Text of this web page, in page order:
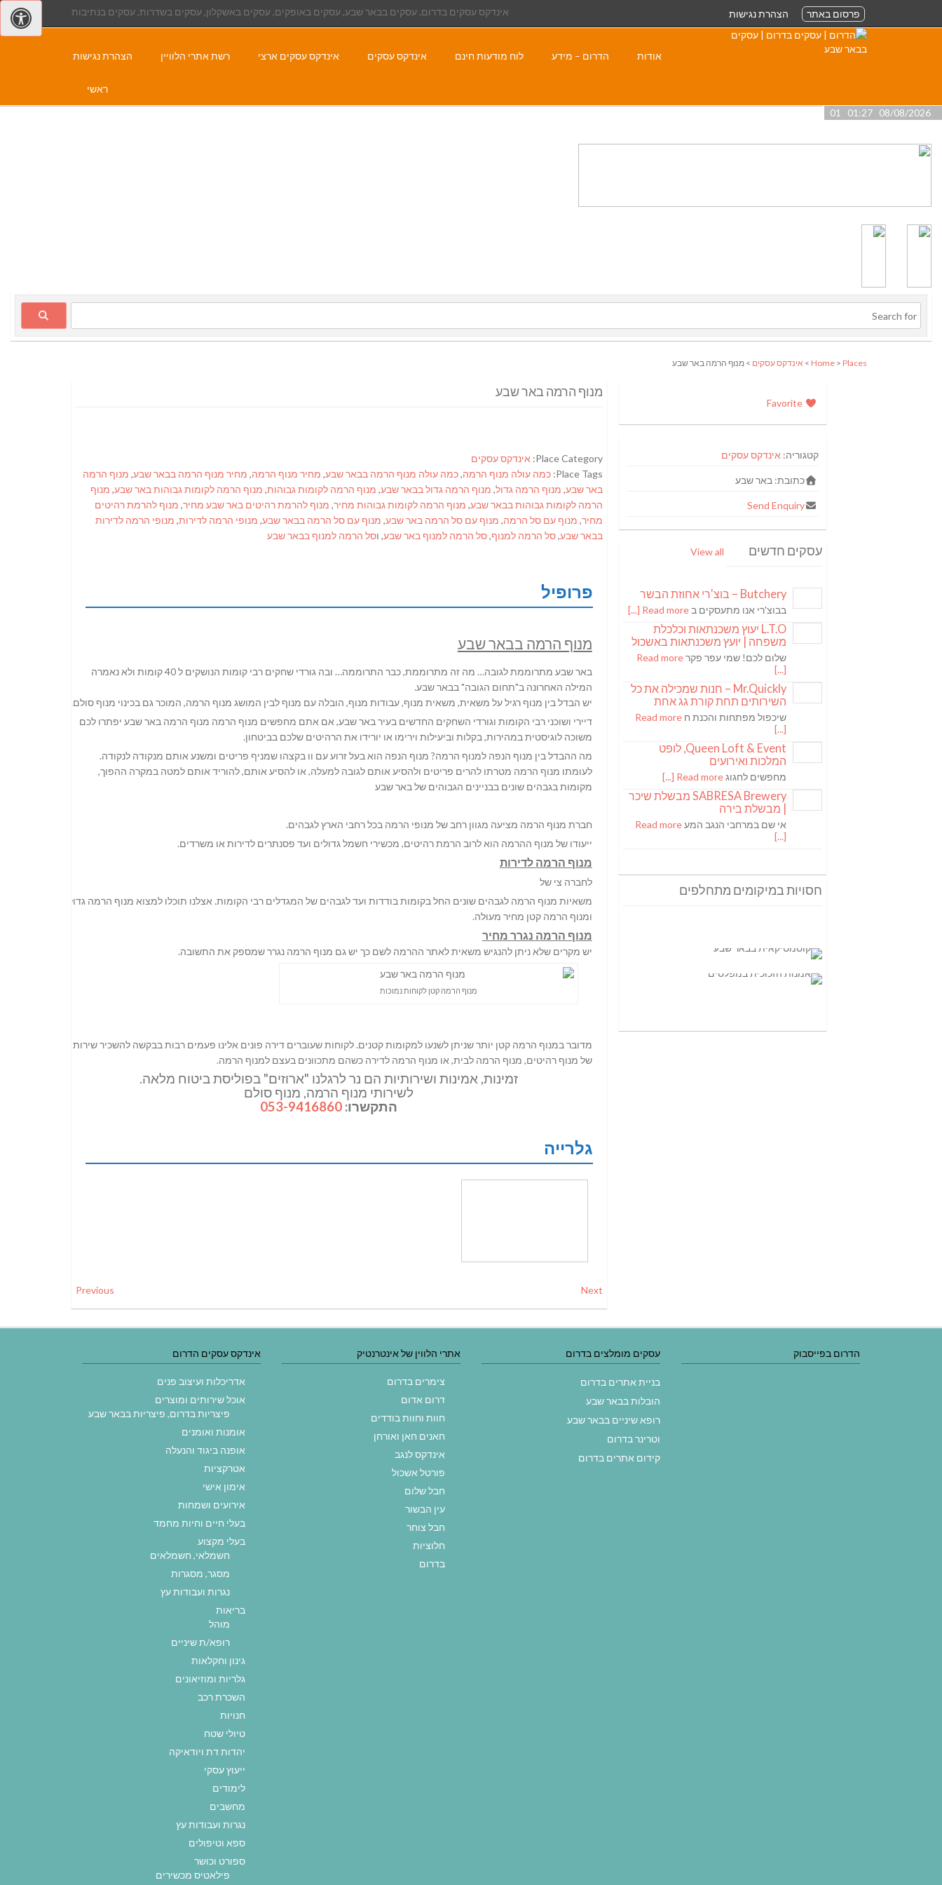
אינדקס עסקים בדרום, עסקים בבאר שבע, עסקים באופקים, עסקים באשקלון, עסקים בשדרות, עסקים בנתיבות פרסום באתר הצהרת נגישות
הצהרת נגישות רשת אתרי הלוויין אינדקס עסקים ארצי אינדקס עסקים לוח מודעות חינם הדרום – מידע אודות
ראשי
08/08/2026 01:27 01
Home > Places
> אינדקס עסקים > מנוף הרמה באר שבע
מנוף הרמה באר שבע
Place Category: אינדקס עסקים
Place Tags: כמה עולה מנוף הרמה,כמה עולה מנוף הרמה בבאר שבע, מחיר מנוף הרמה, מחיר מנוף הרמה בבאר שבע, מנוף הרמה
באר שבע, מנוף הרמה גדול, מנוף הרמה גדול בבאר שבע, מנוף הרמה לקומות גבוהות, מנוף הרמה לקומות גבוהות באר שבע, מנוף
הרמה לקומות גבוהות בבאר שבע, מנוף הרמה לקומות גבוהות מחיר, מנוף להרמת רהיטים באר שבע מחיר, מנוף להרמת רהיטים
מחיר, מנוף עם סל הרמה, מנוף עם סל הרמה באר שבע, מנוף עם סל הרמה בבאר שבע, מנופי הרמה לדירות, מנופי הרמה לדירות
בבאר שבע,סל הרמה למנוף,סל הרמה למנוף באר שבע, וסל הרמה למנוף בבאר שבע
פרופיל
מנוף הרמה בבאר שבע
באר שבע מתרוממת לגובה… מה זה מתרוממת, כבר התרוממה… ובה גורדי שחקים רבי קומות הנושקים ל 40 קומות ולא נאמרה
המילה האחרונה ב"תחום הגובה" בבאר שבע.
יש הבדל בין מנוף רגיל על משאית, משאית מנוף, עבודות מנוף, הובלה עם מנוף לבין המושג מנוף הרמה, המוכר גם בכינוי מנוף סולם…
דיירי ושוכני רבי הקומות וגורדי השחקים החדשים בעיר באר שבע, אם אתם מחפשים מנוף הרמה מנוף הרמה באר שבע יפתרו לכם
משוכה לוגיסטית במהירות, בקלות וביעילות וירימו או יורידו את הרהיטים שלכם בביטחון.
מה ההבדל בין מנוף הנפה למנוף הרמה? מנוף הנפה הוא בעל זרוע עם וו בקצהו שמניף פריטים ומשנע אותם מנקודה לנקודה.
לעומתו מנוף הרמה מטרתו להרים פריטים ולהסיע אותם לגובה למעלה, או להסיע אותם, להוריד אותם למטה במקרה ההפוך,
מקומות בגבהים שונים בבניינים הגבוהים של באר שבע
חברת מנוף הרמה מציעה מגוון רחב של מנופי הרמה בכל רחבי הארץ לגבהים.
ייעודו של מנוף ההרמה הוא לרוב הרמת רהיטים, מכשירי חשמל גדולים ועד פסנתרים לדירות או משרדים.
מנוף הרמה לדירות
לחברה צי של
משאיות מנוף הרמה לגבהים שונים החל בקומות בודדות ועד לגבהים של המגדלים רבי הקומות. אצלנו תוכלו למצוא מנוף הרמה גדול
ומנוף הרמה קטן מחיר מעולה.
מנוף הרמה נגרר מחיר
יש מקרים שלא ניתן להנגיש משאית לאתר ההרמה לשם כך יש גם מנוף הרמה נגרר שמספק את התשובה.
מנוף הרמה קטן לקוחות נמוכות
מדובר במנוף הרמה קטן יותר שניתן לשנעו למקומות קטנים. לקוחות שעוברים דירה פונים אלינו פעמים רבות בבקשה להשכיר שירות
של מנוף רהיטים, מנוף הרמה לבית, או מנוף הרמה לדירה כשהם מתכוונים בעצם למנוף הרמה.
זמינות, אמינות ושירותיות הם נר לרגלנו "ארוזים" בפוליסת ביטוח מלאה.
לשירותי מנוף הרמה, מנוף סולם
התקשרו:053-9416860
גלרייה
Previous Next
Favorite
קטגוריה: אינדקס עסקים
כתובת: באר שבע
Send Enquiry
עסקים חדשים View all
Butchery – בוצ'רי אחוזת הבשר
בבוצ'רי אנו מתעסקים ב Read more [...]
L.T.O יעוץ משכנתאות וכלכלת
משפחה | יועץ משכנתאות באשכול
שלום לכם! שמי עפר פקרRead more
[...]
Mr.Quickly – חנות שמכילה את כל
השירותים תחת קורת גג אחת
שיכפול מפתחות והכנת ח Read more
[...]
Queen Loft & Event, לופט
המלכות ואירועים
מחפשים לחגוגRead more [...]
SABRESA Brewery מבשלת שיכר
| מבשלת בירה
אי שם במרחבי הנגב המעRead more
[...]
חסויות במיקומים מתחלפים
אינדקס עסקים הדרום
אדריכלות ועיצוב פנים
אוכל שירותים ומוצרים
פיצריות בדרום, פיצריות בבאר שבע
אומנות ואומנים
אופנה ביגוד והנעלה
אטרקציות
אימון אישי
אירועים ושמחות
בעלי חיים וחיות מחמד
בעלי מקצוע
חשמלאי, חשמלאים
מסגר, מסגרות
נגרות ועבודות עץ
בריאות
מוהל
רופא/ת שיניים
גינון וחקלאות
גלריות ומוזיאונים
השכרת רכב
חנויות
טיולי שטח
יהדות דת ויודאיקה
ייעוץ עסקי
לימודים
מחשבים
נגרות ועבודות עץ
ספא וטיפולים
ספורט וכושר
פילאטיס מכשירים
אתרי הלווין של אינטרנטיק
צימרים בדרום
דרום אדום
חוות וחוות בודדים
חאנים חאן ואורחן
אינדקס לנגב
פורטל אשכול
חבל שלום
עין הבשור
חבל צוחר
חלוציות
בדרום
עסקים מומלצים בדרום
בניית אתרים בדרום
הובלות בבאר שבע
רופא שיניים בבאר שבע
וטרינר בדרום
קידום אתרים בדרום
הדרום בפייסבוק